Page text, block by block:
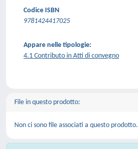
Codice ISBN
9781424417025
Appare nelle tipologie:
4.1 Contributo in Atti di convegno
File in questo prodotto:
Non ci sono file associati a questo prodotto.